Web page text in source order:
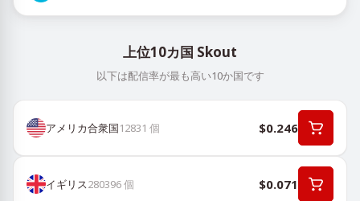
上位10カ国 Skout
以下は配信率が最も高い10か国です
アメリカ合衆国12831 個 $0.246
イギリス280396個 $0.071